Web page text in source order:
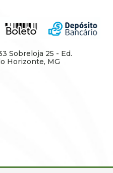
Sobreloja 25 - Ed.
Horizonte, MG